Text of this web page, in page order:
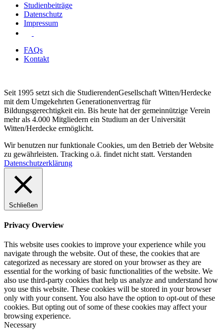
Studienbeiträge
Datenschutz
Impressum
FAQs
Kontakt
Seit 1995 setzt sich die StudierendenGesellschaft Witten/Herdecke
mit dem Umgekehrten Generationenvertrag für
Bildungsgerechtigkeit ein. Bis heute hat der gemeinnützige Verein
mehr als 4.000 Mitgliedern ein Studium an der Universität
Witten/Herdecke ermöglicht.
Wir benutzen nur funktionale Cookies, um den Betrieb der Website
zu gewährleisten. Tracking o.ä. findet nicht statt. Verstanden
Datenschutzerklärung
Schließen
Privacy Overview
This website uses cookies to improve your experience while you
navigate through the website. Out of these, the cookies that are
categorized as necessary are stored on your browser as they are
essential for the working of basic functionalities of the website. We
also use third-party cookies that help us analyze and understand how
you use this website. These cookies will be stored in your browser
only with your consent. You also have the option to opt-out of these
cookies. But opting out of some of these cookies may affect your
browsing experience.
Necessary